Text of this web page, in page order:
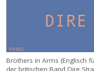
Brothers in Arms (Englisch
der britischen Band Dire